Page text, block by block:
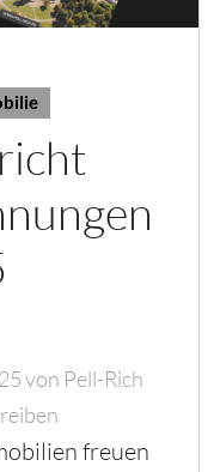
von Pell-Rich
freuen